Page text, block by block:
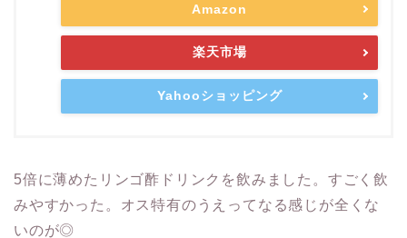
Amazon
楽天市場
Yahooショッピング
5倍に薄めたリンゴ酢ドリンクを飲みました。すごく飲
みやすかった。オス特有のうえってなる感じが全くな
いのが◎